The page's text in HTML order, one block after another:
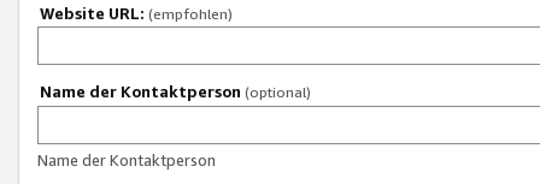
Website URL: (empfohlen)
Name der Kontaktperson (optional)
Name der Kontaktperson